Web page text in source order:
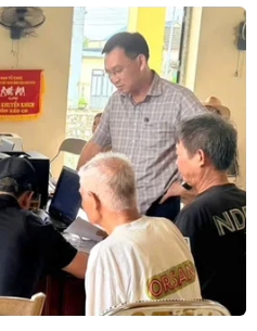
nóng
cực từ
tại Congo
người